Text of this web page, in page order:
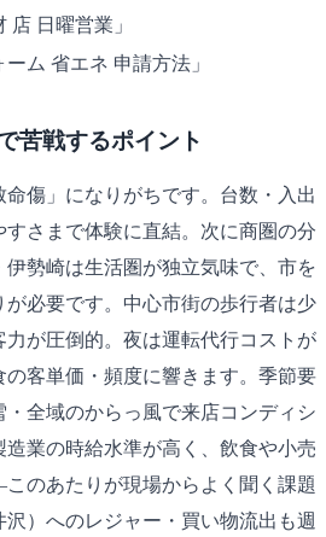
店 日曜営業」
ーム 省エネ 申請方法」
苦戦するポイント
命傷」になりがちです。台数・入出
さまで体験に直結。次に商圏の分
伊勢崎は生活圏が独立気味で、市を
が必要です。中心市街の歩行者は少
が圧倒的。夜は運転代行コストが
の客単価・頻度に響きます。季節要
・全域のからっ風で来店コンディシ
造業の時給水準が高く、飲食や小売
のあたりが現場からよく聞く課題
）へのレジャー・買い物流出も週